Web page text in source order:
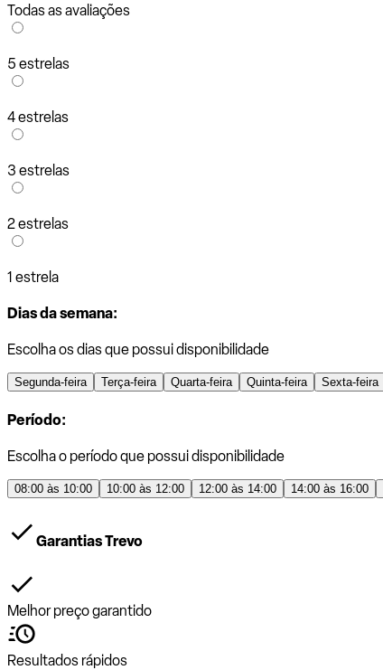
Todas as avaliações
5 estrelas
4 estrelas
3 estrelas
2 estrelas
1 estrela
Dias da semana:
Escolha os dias que possui disponibilidade
Segunda-feira Terça-feira Quarta-feira Quinta-feira Sexta-feira
Período:
Escolha o período que possui disponibilidade
08:00 às 10:00 10:00 às 12:00 12:00 às 14:00 14:00 às 16:00
Garantias Trevo
Melhor preço garantido
Resultados rápidos